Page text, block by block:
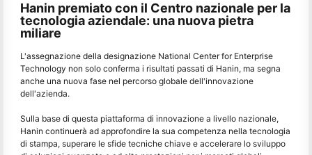
Hanin premiato con il Centro nazionale per la
tecnologia aziendale: una nuova pietra
miliare
L'assegnazione della designazione National Center for Enterprise
Technology non solo conferma i risultati passati di Hanin, ma segna
anche una nuova fase nel percorso globale dell'innovazione
dell'azienda.
Sulla base di questa piattaforma di innovazione a livello nazionale,
Hanin continuerà ad approfondire la sua competenza nella tecnologia
di stampa, superare le sfide tecniche chiave e accelerare lo sviluppo